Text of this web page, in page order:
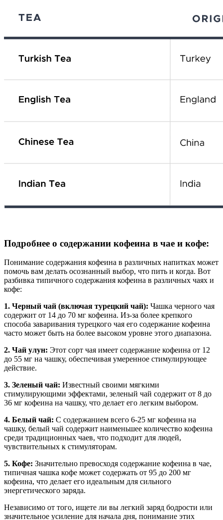
Подробнее о содержании кофеина в чае и кофе:
Понимание содержания кофеина в различных напитках может
помочь вам делать осознанный выбор, что пить и когда. Вот
разбивка типичного содержания кофеина в различных чаях и
кофе:
1. Черный чай (включая турецкий чай): Чашка черного чая
содержит от 14 до 70 мг кофеина. Из-за более крепкого
способа заваривания турецкого чая его содержание кофеина
часто может быть на более высоком уровне этого диапазона.
2. Чай улун: Этот сорт чая имеет содержание кофеина от 12
до 55 мг на чашку, обеспечивая умеренное стимулирующее
действие.
3. Зеленый чай: Известный своими мягкими
стимулирующими эффектами, зеленый чай содержит от 8 до
36 мг кофеина на чашку, что делает его легким выбором.
4. Белый чай: С содержанием всего 6-25 мг кофеина на
чашку, белый чай содержит наименьшее количество кофеина
среди традиционных чаев, что подходит для людей,
чувствительных к стимуляторам.
5. Кофе: Значительно превосходя содержание кофеина в чае,
типичная чашка кофе может содержать от 95 до 200 мг
кофеина, что делает его идеальным для сильного
энергетического заряда.
Независимо от того, ищете ли вы легкий заряд бодрости или
значительное усиление для начала дня, понимание этих